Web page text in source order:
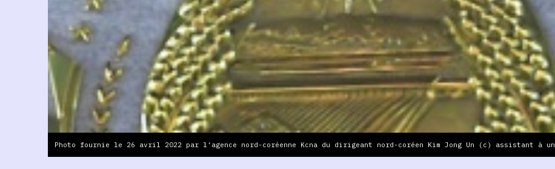
Photo fournie le 26 avril 2022 par l'agence nord-coréenne Kcna du dirigeant nord-coréen Kim Jong Un (c) assistant à